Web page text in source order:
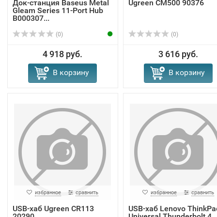
Док-станция Baseus Metal
Gleam Series 11-Port Hub
B000307...
(0)
4 918 руб.
В корзину
Ugreen CM500 90376
(0)
3 616 руб.
В корзину
избранное сравнить
USB-хаб Ugreen CR113
избранное сравнить
USB-хаб Lenovo